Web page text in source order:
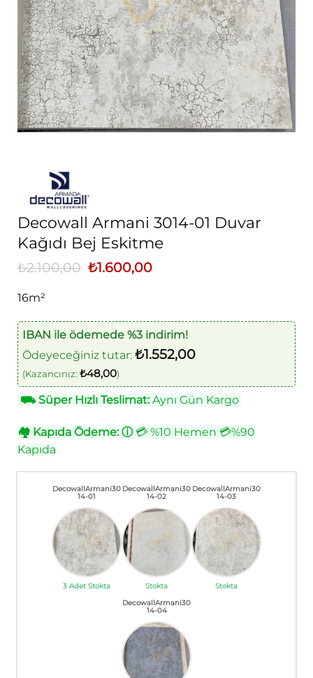
Decowall Armani 3014-01 Duvar
Kağıdı Bej Eskitme
₺2.100,00 Orijinal
fiyat:
₺1.600,00Şu
16m²
IBAN ile ödemede %3 indirim!
Ödeyeceğiniz tutar: ₺1.552,00
(Kazancınız: ₺48,00)
⛟Süper Hızlı Teslimat:Aynı Gün Kargo
🏘 Kapıda Ödeme: ⓘ💳 %10 Hemen 💳%90
Kapıda
DecowallArmani30
14-01
3 Adet Stokta
DecowallArmani30
14-02
Stokta
DecowallArmani30
14-03
Stokta
DecowallArmani30
14-04